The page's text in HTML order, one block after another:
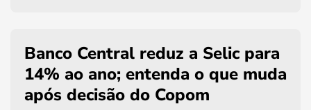
Banco Central reduz a Selic para
14% ao ano; entenda o que muda
após decisão do Copom